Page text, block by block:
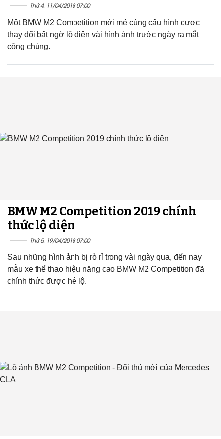
Thứ 4, 11/04/2018 07:00
Một BMW M2 Competition mới mẻ cùng cấu hình được
thay đổi bất ngờ lộ diện vài hình ảnh trước ngày ra mắt
công chúng.
BMW M2 Competition 2019 chính
thức lộ diện
Thứ 5, 19/04/2018 07:00
Sau những hình ảnh bị rò rỉ trong vài ngày qua, đến nay
mẫu xe thể thao hiệu năng cao BMW M2 Competition đã
chính thức được hé lộ.